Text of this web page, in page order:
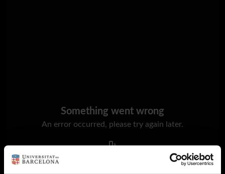
Something went wrong
An error occurred, please try again later.